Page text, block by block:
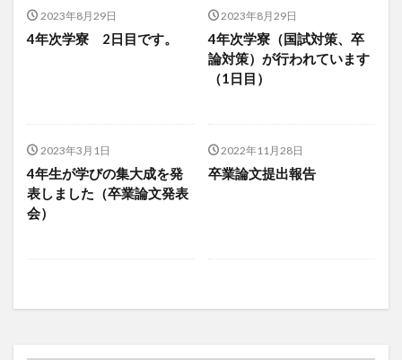
2023年8月29日
4年次学寮 2日目です。
2023年8月29日
4年次学寮（国試対策、卒
論対策）が行われています
（1日目）
2023年3月1日
4年生が学びの集大成を発
表しました（卒業論文発表
会）
2022年11月28日
卒業論文提出報告